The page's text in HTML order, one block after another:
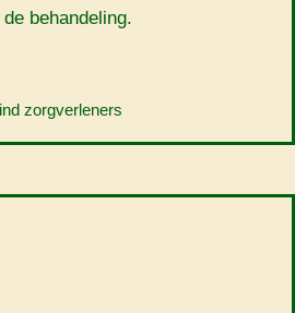
de behandeling.
zorgverleners